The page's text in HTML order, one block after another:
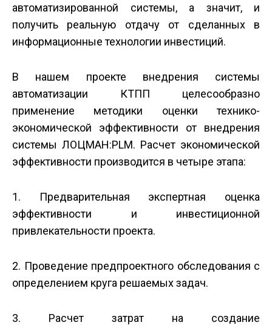
автоматизированной системы, а значит, и
получить реальную отдачу от сделанных в
информационные технологии инвестиций.
В нашем проекте внедрения системы
автоматизации КТПП целесообразно
применение методики оценки технико­
экономической эффективности от внедрения
системы ЛОЦМАН:PLM. Расчет экономической
эффективности производится в четыре этапа:
1. Предварительная экспертная оценка
эффективности и инвестиционной
привлекательности проекта.
2. Проведение предпроектного обследования с
определением круга решаемых задач.
3. Расчет затрат на создание